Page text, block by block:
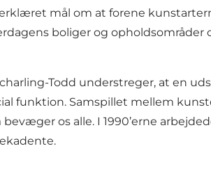
mål om at forene
boliger og
Todd understreger, at en
funktion. Samspillet mellem
os alle. I 1990’erne